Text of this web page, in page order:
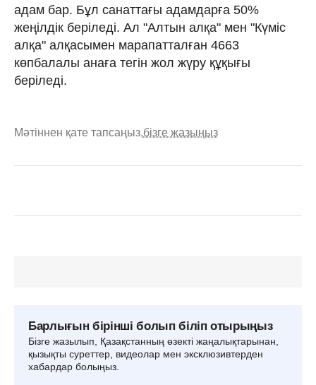
адам бар. Бұл санаттағы адамдарға 50%
жеңілдік беріледі. Ал "Алтын алқа" мен "Күміс
алқа" алқасымен марапатталған 4663
көпбалалы анаға тегін жол жүру құқығы
беріледі.
Мәтіннен қате тапсаңыз,бізге жазыңыз
Барлығын бірінші болып біліп отырыңыз
Бізге жазылып, Қазақстанның өзекті жаңалықтарынан,
қызықты суреттер, видеолар мен эксклюзивтерден
хабардар болыңыз.